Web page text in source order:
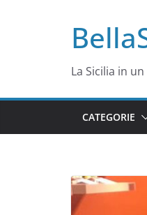
La Sicilia in
CATEGORIE